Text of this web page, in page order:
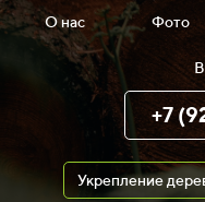
О нас Фото
+7
Укрепление